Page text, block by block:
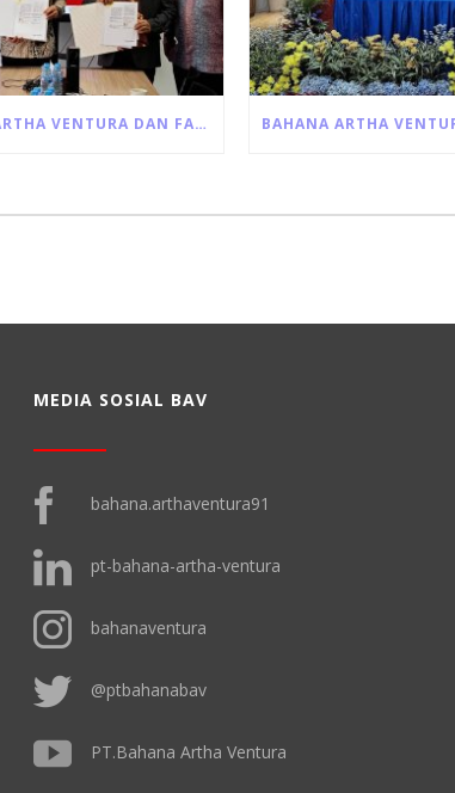
BAHANA ARTHA VENTURA DAN FAIRBANC JALIN KERJA SAMA PINJAMAN MODAL USAHA PRODUKTIF
MEDIA SOSIAL BAV
bahana.arthaventura91
pt-bahana-artha-ventura
bahanaventura
@ptbahanabav
PT.Bahana Artha Ventura